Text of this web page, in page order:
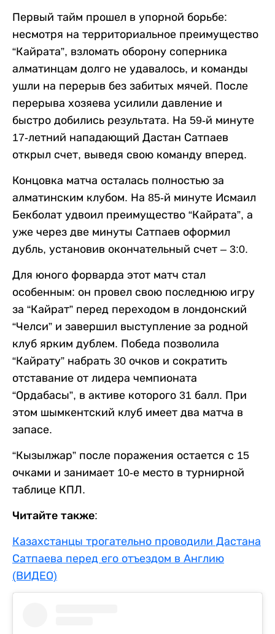
Первый тайм прошел в упорной борьбе:
несмотря на территориальное преимущество
“Кайрата”, взломать оборону соперника
алматинцам долго не удавалось, и команды
ушли на перерыв без забитых мячей. После
перерыва хозяева усилили давление и
быстро добились результата. На 59-й минуте
17-летний нападающий Дастан Сатпаев
открыл счет, выведя свою команду вперед.
Концовка матча осталась полностью за
алматинским клубом. На 85-й минуте Исмаил
Бекболат удвоил преимущество “Кайрата”, а
уже через две минуты Сатпаев оформил
дубль, установив окончательный счет – 3:0.
Для юного форварда этот матч стал
особенным: он провел свою последнюю игру
за “Кайрат” перед переходом в лондонский
“Челси” и завершил выступление за родной
клуб ярким дублем. Победа позволила
“Кайрату” набрать 30 очков и сократить
отставание от лидера чемпионата
“Ордабасы”, в активе которого 31 балл. При
этом шымкентский клуб имеет два матча в
запасе.
“Кызылжар” после поражения остается с 15
очками и занимает 10-е место в турнирной
таблице КПЛ.
Читайте также:
Казахстанцы трогательно проводили Дастана
Сатпаева перед его отъездом в Англию
(ВИДЕО)